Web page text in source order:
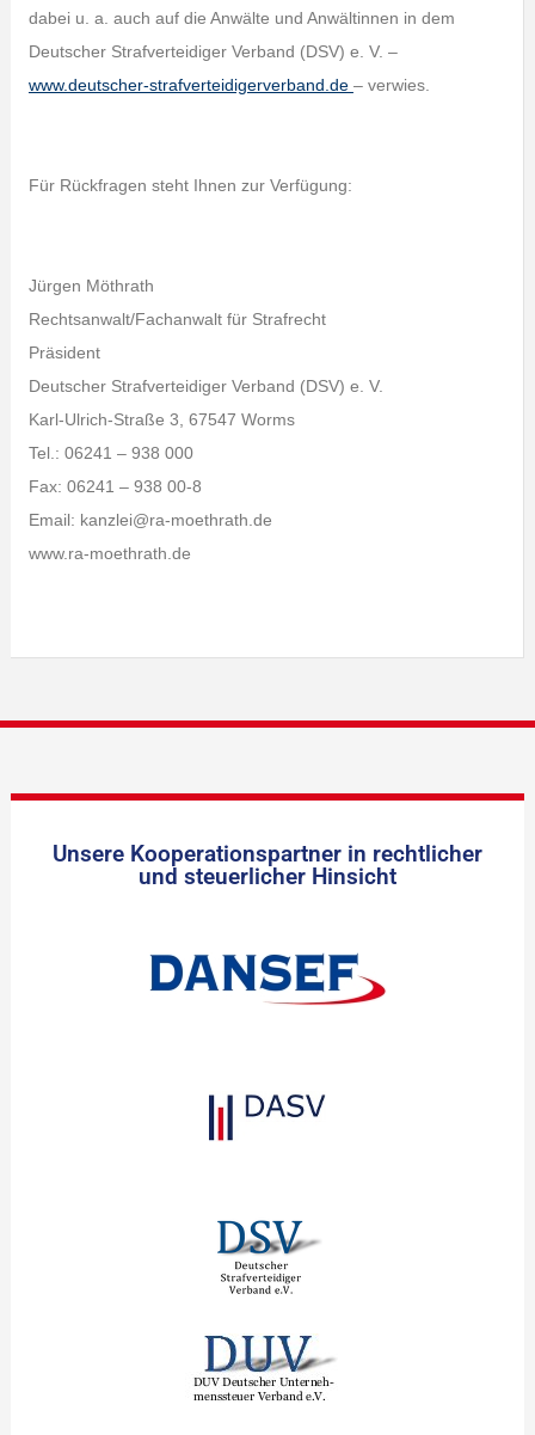
dabei u. a. auch auf die Anwälte und Anwältinnen in dem
Deutscher Strafverteidiger Verband (DSV) e. V. –
www.deutscher-strafverteidigerverband.de – verwies.
Für Rückfragen steht Ihnen zur Verfügung:
Jürgen Möthrath
Rechtsanwalt/Fachanwalt für Strafrecht
Präsident
Deutscher Strafverteidiger Verband (DSV) e. V.
Karl-Ulrich-Straße 3, 67547 Worms
Tel.: 06241 – 938 000
Fax: 06241 – 938 00-8
Email: kanzlei@ra-moethrath.de
www.ra-moethrath.de
Unsere Kooperationspartner in rechtlicher
und steuerlicher Hinsicht